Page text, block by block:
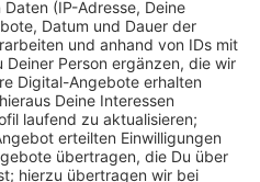
so langsam voran, dass
noch keine größeren
heißt es. Deshalb
mit der Supertramp-
von Mitte Juni auf den